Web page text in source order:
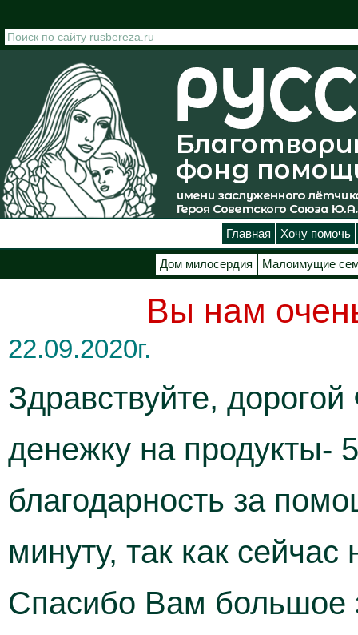
Главная Хочу помочь
Дом милосердия Малоимущие
Вы нам
22.09.2020г.
Здравствуйте,
денежку на продукты-
благодарность за
минуту, так как
Спасибо Вам большое